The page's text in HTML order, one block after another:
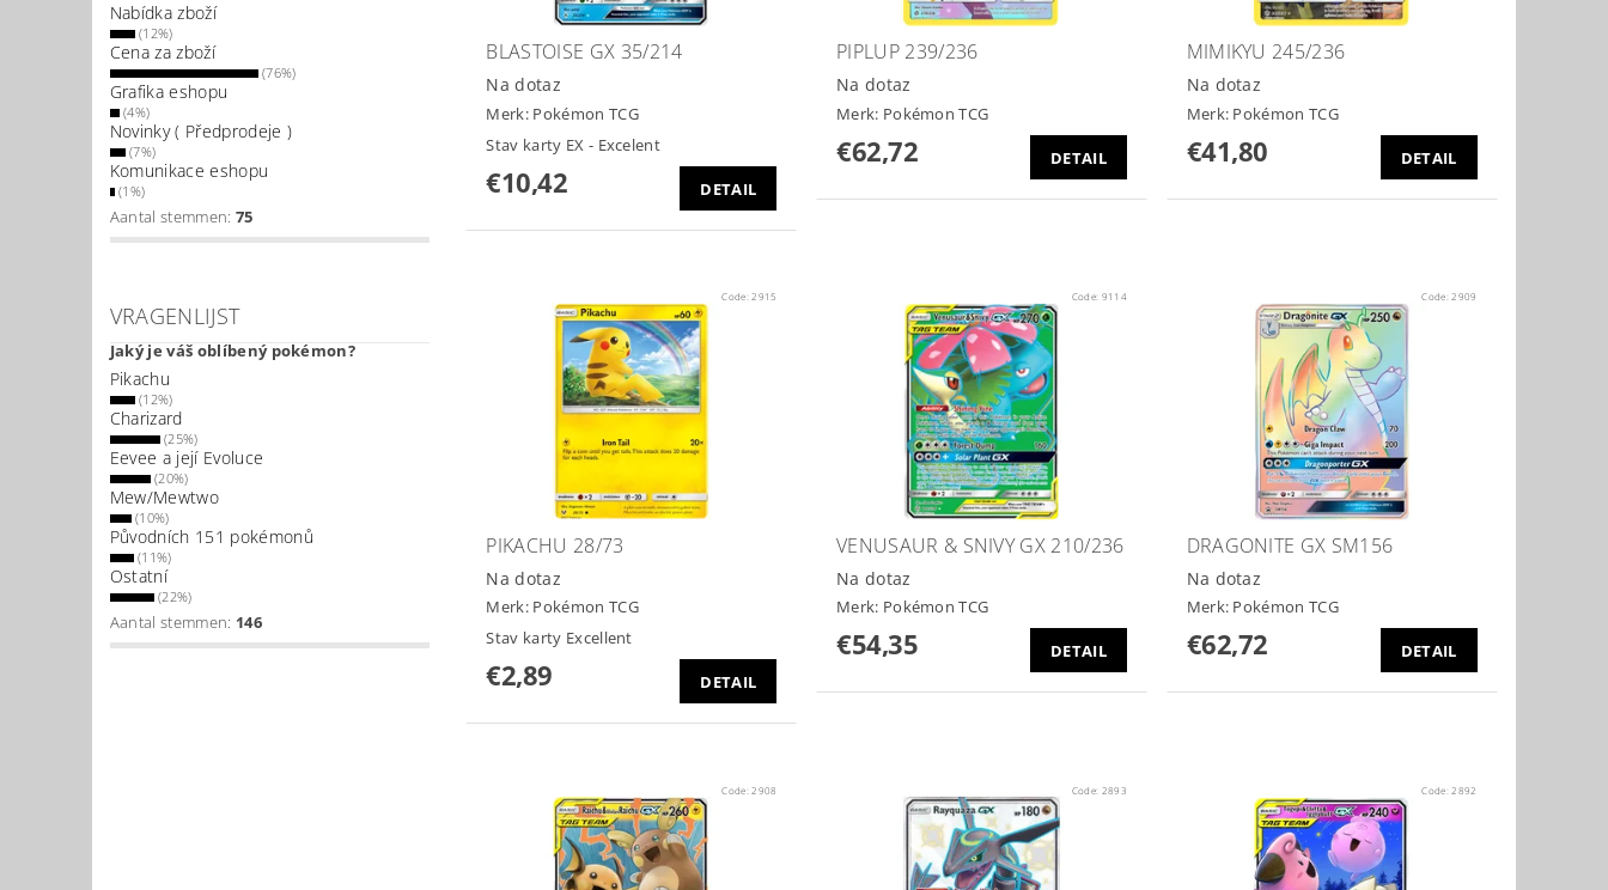
Nabídka zboží
(12%)
Cena za zboží
(76%)
Grafika eshopu
(4%)
Novinky ( Předprodeje )
(7%)
Komunikace eshopu
(1%)
Aantal stemmen: 75
VRAGENLIJST
Jaký je váš oblíbený pokémon?
Pikachu
(12%)
Charizard
(25%)
Eevee a její Evoluce
(20%)
Mew/Mewtwo
(10%)
Původních 151 pokémonů
(11%)
Ostatní
(22%)
Aantal stemmen: 146
BLASTOISE GX 35/214
Na dotaz
Merk: Pokémon TCG
Stav karty EX - Excelent
€10,42 DETAIL
PIPLUP 239/236
Na dotaz
Merk: Pokémon TCG
€62,72 DETAIL
MIMIKYU 245/236
Na dotaz
Merk: Pokémon TCG
€41,80 DETAIL
Code:2915
PIKACHU 28/73
Na dotaz
Merk: Pokémon TCG
Stav karty Excellent
€2,89 DETAIL
Code: 9114
VENUSAUR & SNIVY GX 210/236
Na dotaz
Merk: Pokémon TCG
€54,35 DETAIL
Code:2909
DRAGONITE GX SM156
Na dotaz
Merk: Pokémon TCG
€62,72 DETAIL
Code:2908 Code: 2893 Code:2892